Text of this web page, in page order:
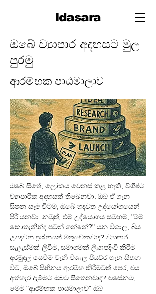
Idasara
ඔබේ ව්‍යාපාර අදහසට මුල
පුරමු
ආරම්භක පාඨමාලාව
ඔබේ සිතේ, ලෝකය වෙනස් කළ හැකි, විශිෂ්ට
ව්‍යාපාරික අදහසක් තිබෙනවා. ඔබ ඒ ගැන
සිතන සෑම විටම, ඔබේ හදවත උද්යෝගයෙන්
පිරී යනවා. නමුත්, එම උද්යෝගය සමඟම, "මම
කොතැනින්ද පටන් ගන්නේ?" යන විශාල, බිය
උපදවන ප්‍රශ්නයත් මතුවෙනවාද? ව්‍යාපාර
සැලැස්මක් ලිවීම, සමාගමක් ලියාපදිංචි කිරීම,
අරමුදල් සෙවීම වැනි විශාල පියවර ගැන සිතන
විට, ඔබේ සිහිනය ආරම්භ කිරීමටත් පෙර, එය
අත්හැර දැමීමට ඔබට සිතෙනවාද? එසේනම්,
මෙම "ආරම්භක පාඨමාලාව" ඔබ